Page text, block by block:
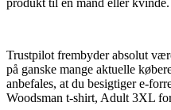
Trustpilot frembyder absolut
på ganske mange aktuelle
anbefales, at du besigtiger e-
Woodsman t-shirt, Adult 3XL